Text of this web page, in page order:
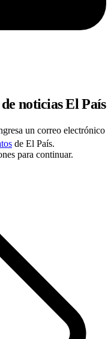
noticias El País
un correo electrónico
de El País.
para continuar.